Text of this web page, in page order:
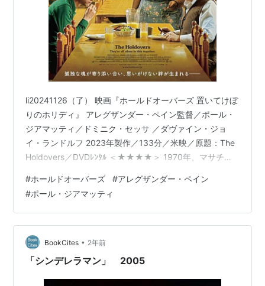
li20241126（了） 映画『ホールドオーバーズ 置いてけぼ
りのホリディ』 アレグザンダー・ペイン監督／ポール・
ジアマッティ／ドミニク・セッサ ／ダヴァイン・ジョ
イ・ランドルフ 2023年製作／133分／米映／原題：The
Holdovers／DVDﾚﾝﾀﾙ ＜★★★★＞ 1970年、マサチュ
や ね。アメリカはべトナム戦争の真っ最中。 冬休みが近
づいてざわついているが、生真面目て皮肉屋で厳しいた
めに嫌わ れ者の古代史ポール・ハナム先生の教室は不穏
そのもの。評価が低すぎて親 が認めてくれない、卒業に
も響くかもしれない生徒が何人もいる。だもので…
#ホールドオーバーズ #アレグザンダー・ペイン
#ポール・ジアマッティ
BookCites • 2年前
「シンデレラマン」 2005